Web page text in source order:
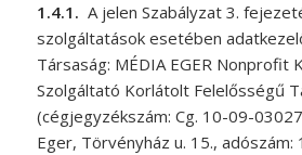
1.4.1. A jelen Szabályzat 3.
szolgáltatások esetében
Társaság: MÉDIA EGER Nonprofit
Szolgáltató Korlátolt Felelősségű
(cégjegyzékszám: Cg. 10-09-
Eger, Törvényház u. 15.,